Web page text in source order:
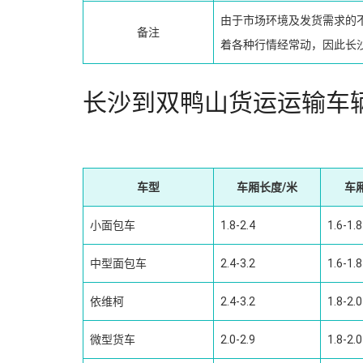
备注
由于市场环境及发货需求的
着各种行情经常动，因此长
长沙到双鸭山货运运输车
车型 车厢长度/米 车
小面包车 1.8-2.4 1.6-1.8
中型面包车 2.4-3.2 1.6-1.8
依维柯 2.4-3.2 1.8-2.0
微型货车 2.0-2.9 1.8-2.0